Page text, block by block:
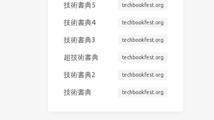
技術書典5 techbookfest.org
技術書典4 techbookfest.org
技術書典3 techbookfest.org
超技術書典 techbookfest.org
技術書典2 techbookfest.org
技術書典 techbookfest.org